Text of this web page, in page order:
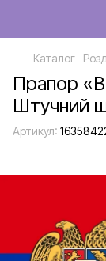
Каталог
Прапор
Штучний
Артикул: